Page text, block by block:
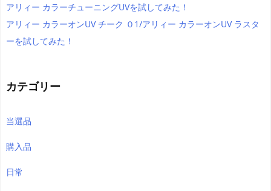
アリィー カラーチューニングUVを試してみた！
アリィー カラーオンUV チーク ０1/アリィー カラーオンUV ラスタ
ーを試してみた！
カテゴリー
当選品
購入品
日常